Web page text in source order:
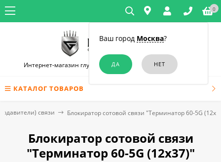
Ваш город Москва?
0
Интернет-магазин глушилок связи и диктофонов в Москве
КАТАЛОГ ТОВАРОВ
связи Блокиратор сотовой связи "Терминатор 60-5G
Блокиратор сотовой связи
"Терминатор 60-5G (12х37)"